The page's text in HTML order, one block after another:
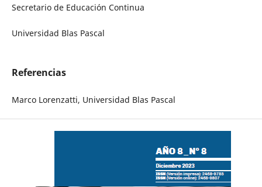
Secretario de Educación Continua
Universidad Blas Pascal
Referencias
Marco Lorenzatti, Universidad Blas Pascal